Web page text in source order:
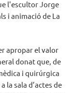
l'escultor Jorge
i animació de La
apropar el valor
donat que, de
i quirúrgica
la sala d’actes de